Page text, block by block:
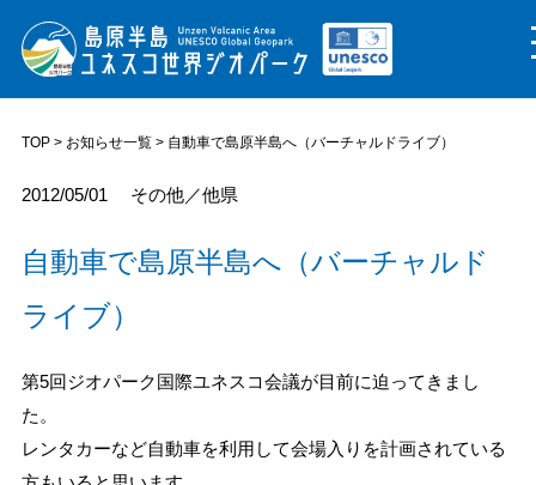
TOP> お知らせ一覧> 自動車で島原半島へ（バーチャルドライブ）
2012/05/01 その他／他県
自動車で島原半島へ（バーチャルド
ライブ）
第5回ジオパーク国際ユネスコ会議が目前に迫ってきまし
た。
レンタカーなど自動車を利用して会場入りを計画されている